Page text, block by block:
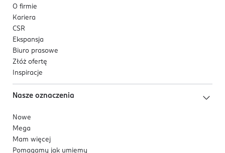
O firmie
Kariera
CSR
Ekspansja
Biuro prasowe
Złóż ofertę
Inspiracje
Nasze oznaczenia
Nowe
Mega
Mam więcej
Pomagamy jak umiemy